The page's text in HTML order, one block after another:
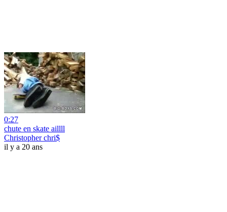
0:27
chute en skate aillll
Christopher chri$
il y a 20 ans